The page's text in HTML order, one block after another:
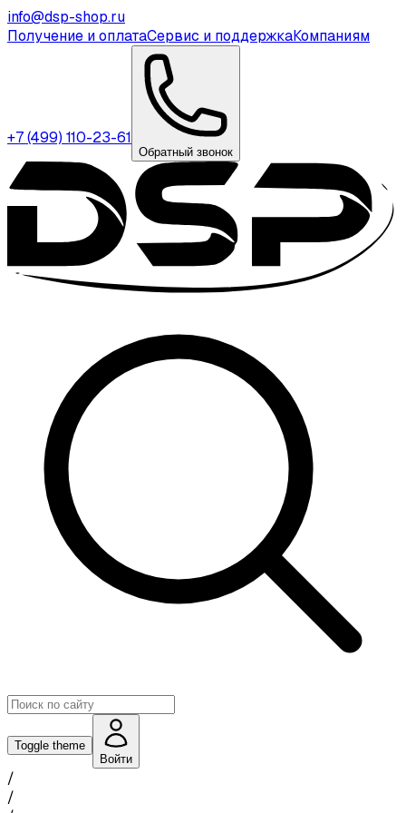
info@dsp-shop.ru
Получение и оплатаСервис и поддержкаКомпаниям
+7 (499) 110-23-61
Обратный звонок
Toggle theme
Войти
/
/